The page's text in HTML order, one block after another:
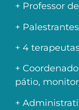
+ Professor
+
+ 4
+
pátio,
+